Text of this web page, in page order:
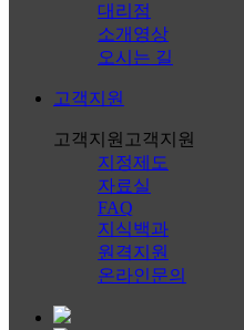
대리점
소개영상
오시는 길
고객지원
고객지원 고객지원
지정제도
자료실
FAQ
지식백과
원격지원
온라인문의